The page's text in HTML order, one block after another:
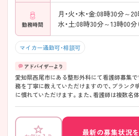
勤務時間
水・土:08時30分～13時00分
マイカー通勤可・相談可
愛知県西尾市にある整形外科にて看護師募集
務を丁寧に教えていただけますので、ブランク
に慣れていただけます。また、看護師は複数名
最新の募集状況